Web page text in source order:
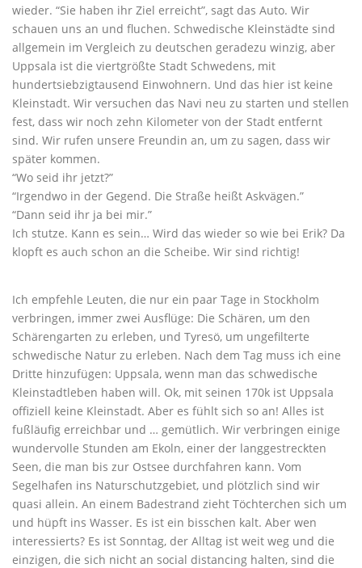
wieder. “Sie haben ihr Ziel erreicht”, sagt das Auto. Wir
schauen uns an und fluchen. Schwedische Kleinstädte sind
allgemein im Vergleich zu deutschen geradezu winzig, aber
Uppsala ist die viertgrößte Stadt Schwedens, mit
hundertsiebzigtausend Einwohnern. Und das hier ist keine
Kleinstadt. Wir versuchen das Navi neu zu starten und stellen
fest, dass wir noch zehn Kilometer von der Stadt entfernt
sind. Wir rufen unsere Freundin an, um zu sagen, dass wir
später kommen.
“Wo seid ihr jetzt?”
“Irgendwo in der Gegend. Die Straße heißt Askvägen.”
“Dann seid ihr ja bei mir.”
Ich stutze. Kann es sein… Wird das wieder so wie bei Erik? Da
klopft es auch schon an die Scheibe. Wir sind richtig!
Ich empfehle Leuten, die nur ein paar Tage in Stockholm
verbringen, immer zwei Ausflüge: Die Schären, um den
Schärengarten zu erleben, und Tyresö, um ungefilterte
schwedische Natur zu erleben. Nach dem Tag muss ich eine
Dritte hinzufügen: Uppsala, wenn man das schwedische
Kleinstadtleben haben will. Ok, mit seinen 170k ist Uppsala
offiziell keine Kleinstadt. Aber es fühlt sich so an! Alles ist
fußläufig erreichbar und … gemütlich. Wir verbringen einige
wundervolle Stunden am Ekoln, einer der langgestreckten
Seen, die man bis zur Ostsee durchfahren kann. Vom
Segelhafen ins Naturschutzgebiet, und plötzlich sind wir
quasi allein. An einem Badestrand zieht Töchterchen sich um
und hüpft ins Wasser. Es ist ein bisschen kalt. Aber wen
interessierts? Es ist Sonntag, der Alltag ist weit weg und die
einzigen, die sich nicht an social distancing halten, sind die